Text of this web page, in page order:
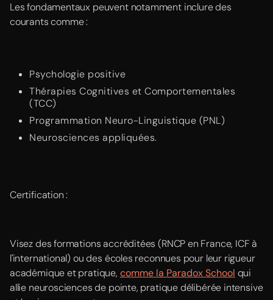
Les fondamentaux peuvent notamment inclure des
courants comme :
Psychologie positive
Thérapies Cognitives et Comportementales
(TCC)
Programmation Neuro-Linguistique (PNL)
Neurosciences appliquées.
Certification :
Visez des formations accréditées (RNCP en France, ICF à
l'international) ou des écoles reconnues pour leur rigueur
académique et pratique, comme la Paradox School qui
allie neurosciences de pointe, pratique délibérée intensive